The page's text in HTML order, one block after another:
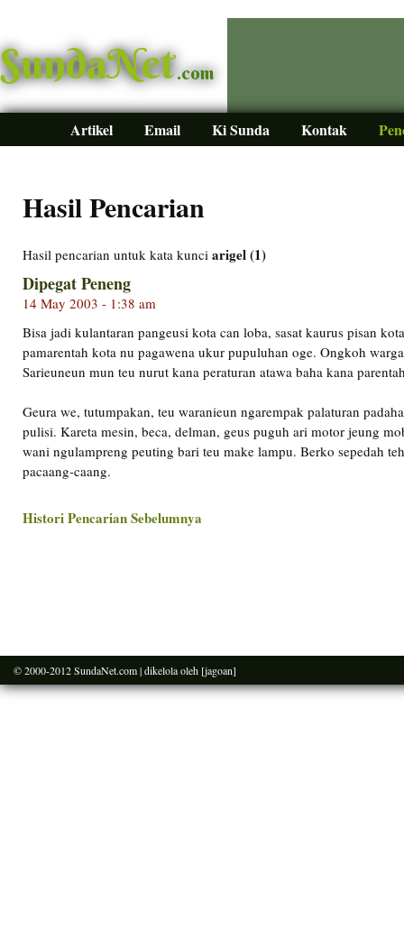
SundaNet.com
Artikel Email Ki Sunda Kontak
Hasil Pencarian
Hasil pencarian untuk kata kunci arigel (1)
Dipegat Peneng
14 May 2003 - 1:38 am
Bisa jadi kulantaran pangeusi kota can loba, sasat kaurus pisan
pamarentah kota nu pagawena ukur pupuluhan oge. Ongkoh
Sarieuneun mun teu nurut kana peraturan atawa baha kana
Geura we, tutumpakan, teu waranieun ngarempak palaturan
pulisi. Kareta mesin, beca, delman, geus puguh ari motor jeung
wani ngulampreng peuting bari teu make lampu. Berko sepedah
pacaang-caang.
Histori Pencarian Sebelumnya
© 2000-2012SundaNet.com| dikelola oleh [jagoan]